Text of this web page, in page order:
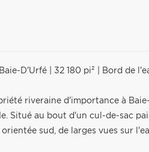
D'Urfé | 32 180 pi² | Bord de
riveraine d'importance à
Situé au bout d'un cul-de-sac
sud, de larges vues sur